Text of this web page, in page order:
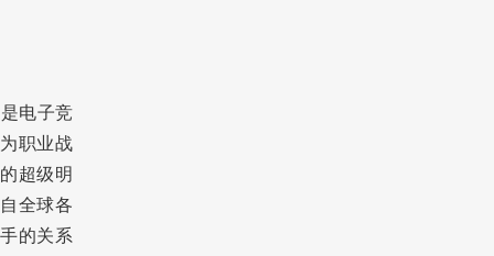
电子竞
职业战
超级明
全球各
的关系